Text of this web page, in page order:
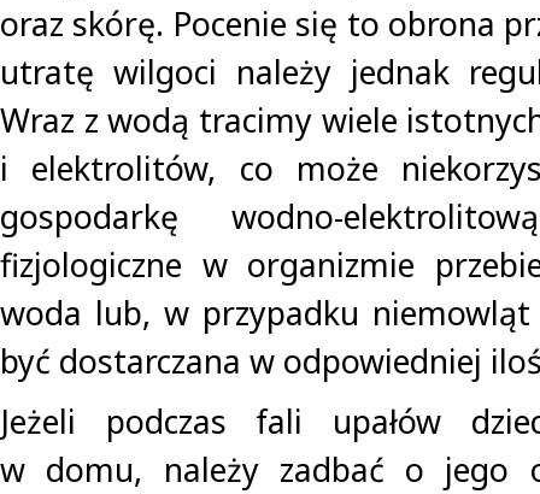
oraz skórę. Pocenie się to obrona
utratę wilgoci należy jednak
Wraz z wodą tracimy wiele
i elektrolitów, co może
gospodarkę wodno-
fizjologiczne w organizmie
woda lub, w przypadku
być dostarczana w odpowiedniej
Jeżeli podczas fali upałów
w domu, należy zadbać o jego